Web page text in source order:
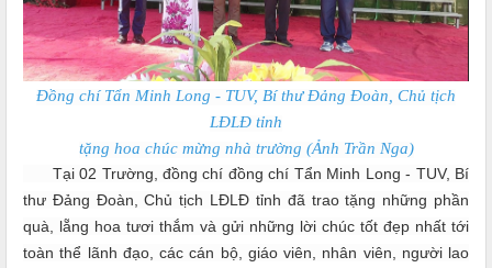
Đồng chí Tẩn Minh Long - TUV, Bí thư Đảng Đoàn, Chủ tịch
LĐLĐ tỉnh
tặng hoa chúc mừng nhà trường (Ảnh Trần Nga)
Tại 02 Trường, đồng chí đồng chí Tẩn Minh Long - TUV, Bí
thư Đảng Đoàn, Chủ tịch LĐLĐ tỉnh đã trao tặng những phần
quà, lẵng hoa tươi thắm và gửi những lời chúc tốt đẹp nhất tới
toàn thể lãnh đạo, các cán bộ, giáo viên, nhân viên, người lao